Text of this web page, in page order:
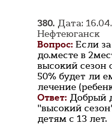
380. Дата:
Нефтеюганск
Вопрос: Если
до.месте в
высокий сезон
50% будет ли
лечение
Ответ: Добрый
"высокий
детям с 13 лет.